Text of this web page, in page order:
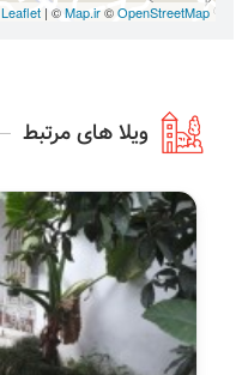
Leaflet | ©Map.ir©OpenStreetMap
ویلا های مرتبط